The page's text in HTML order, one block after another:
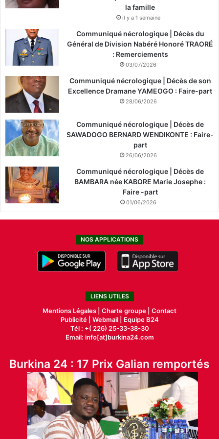
la famille
il y a 1 semaine
Communiqué nécrologique | Décès du
Général de Division Nabéré Honoré TRAORÉ
: Remerciements
03/07/2026
Communiqué nécrologique | Décès de son
Excellence Dramane YAMEOGO : Faire-part
28/06/2026
Communiqué nécrologique | Décès de
SAWADOGO BERNARD WENDIKONTE : Faire-
part
26/06/2026
Communiqué nécrologique | Décès de
BAMBARA née KABORE Marie Josephe :
Faire -part
01/06/2026
NOS APPLICATIONS
LIENS UTILES
Mentions Légales | Charte groupe | Contact
Publicité| Webmail |
Equipe B24
Tél : +( 226) 25-33-38-30
Email: info[at]burkina24.com
Burkina 24 : 17 Prix Galian remportés